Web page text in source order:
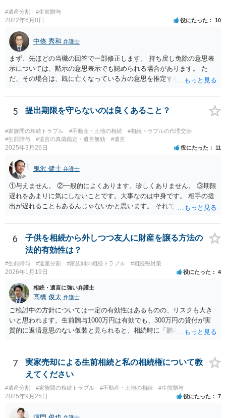
#遺産分割 #生前贈与
2022年6月8日 役にたった 10
中條 秀和 弁護士
まず、先ほどの当職の回答で一部修正します。 持ち戻し免除の意思表
示については、黙示の意思表示でも認められる場合があります。 た
だ、その場合は、既に亡くなっている方の意思を推定することになり
持ち戻し免除の意思表示は書面で明確にしておいていただくべきとい
う結論は変わりません。 誤解を与えるような回答でした。失礼しまし
た。 文言については、「〇〇に対する生前贈与による特別受益の持ち
戻しをすべて免除する」というのがオーソドックスなものですが、ご
心配ならば、弁護士のところに行って、特別受益となりそうな贈与に
ついて説明した上で、適切な文言についてご相談してみてはいかがで
しょうか。
5 提出期限を守らないのは良くあること？
#家族間の相続トラブル #不動産・土地の相続
#相続トラブルの代理交渉
#生前贈与
#遺言の真偽鑑定・遺言無効 #遺言
2025年3月26日 役にたった 11
鬼沢 健士 弁護士
①与えません。 ②一般的によくあります。珍しくありません。 ③期限
遅れをあまりに気にしないことです。大事なのは中身です。 相手の提
出が遅れることもあるんじゃないかと思います。 それでもあなた有利
6
子供を相続から外しつつ友人に財産を譲る方法の
法的有効性は？
#生前贈与 #遺産分割 #家族間の相続トラブル #相続税対策
2026年1月19日 役にたった 4
相続・遺言に強い弁護士
髙橋 俊太 弁護士
ご検討中の方針については一定の有効性はあるものの、リスクも大き
いと思われます。生前贈与1000万円は有効でも、300万円の貸付が実
質的に返済意思のない仮装と見られると、相続時に「贈与」と評価さ
法として考えられるものとしては、 ①信託（家族信託・目的信託） 財
産を信託口に移し、受託者（信頼できる友人や専門職）に管理させ、
・生存中はあなたの生活費・介護費に優先充当 ・残余を友人や慈善団
体へ と使途を厳格に指定。相続ではなく信託帰属になるため、子の関
与を大きく排除できます。 ②遺言＋生命保険の組合せ 生活資金は手元
に残し、余剰資金で受取人を友人・団体にした保険を活用。保険金は
相続財産とは別枠で、遺留分対策にも有効と思われます。 ③負担付死
7
実家売却による生前相続と私の相続権について教
えてください
#遺産分割 #家族間の相続トラブル #不動産・土地の相続 #生前贈与
2025年9月25日 役にたった 7